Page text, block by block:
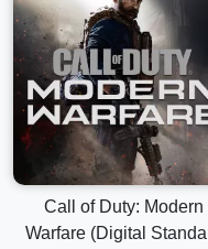
Call of Duty: Modern
Warfare (Digital